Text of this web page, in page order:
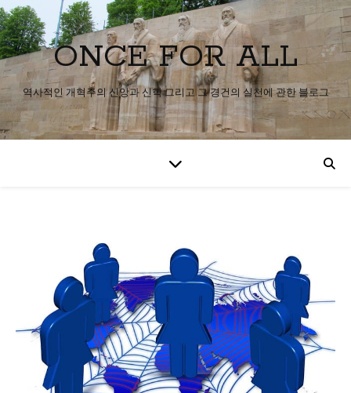
ONCE FOR ALL
역사적인 개혁주의 신앙과 신학 그리고 그 경건의 실천에 관한 블로그